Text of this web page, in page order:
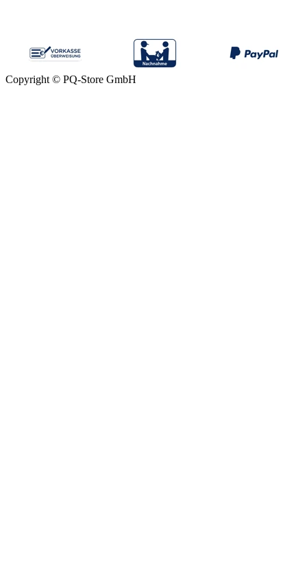
Copyright © PQ-Store GmbH